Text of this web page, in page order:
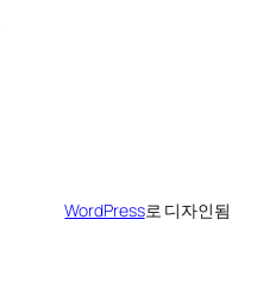
WordPress로 디자인됨